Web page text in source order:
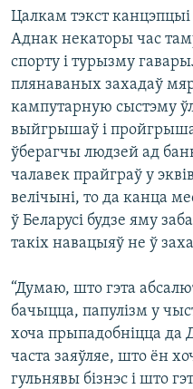
Цалкам тэкст
Аднак некаторы час
спорту і турызму
плянаваных захадаў
кампутарную сыстэму
выйгрышаў і
ўберагчы людзей ад
чалавек прайграў у
велічыні, то да канца
ў Беларусі будзе яму
такіх навацыяў не ў
“Думаю, што гэта
бачыцца, папулізм у
хоча прыпадобніцца да
часта заяўляе, што ён
гульнявы бізнэс і што